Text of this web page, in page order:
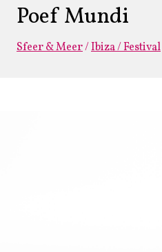
Poef Mundi
Sfeer & Meer/Ibiza / Festival